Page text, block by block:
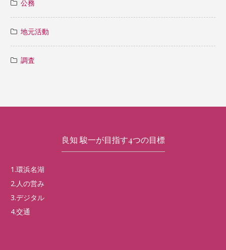
公務
地元活動
調査
良知 駿一が目指す4つの目標
1.環浜名湖
2.人の営み
3.デジタル
4.交通